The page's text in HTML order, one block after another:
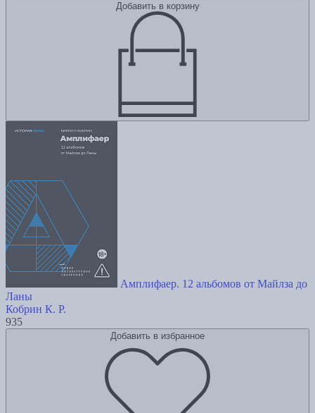
Добавить в корзину
Амплифаер. 12 альбомов от Майлза до
Ланы
Кобрин К. Р.
935
Добавить в избранное